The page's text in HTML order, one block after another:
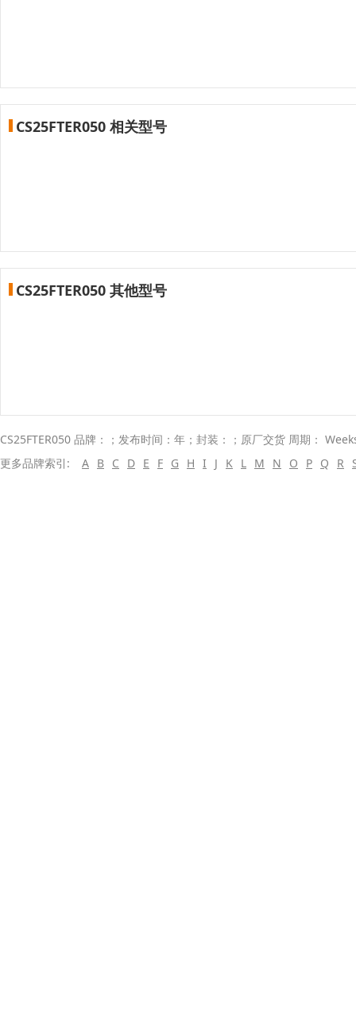
CS25FTER050 相关型号
CS25FTER050 其他型号
CS25FTER050 品牌：；发布时间：年；封装：；原厂交货 周期：
更多品牌索引:
A B C D E F G H I J K L M N O P Q R